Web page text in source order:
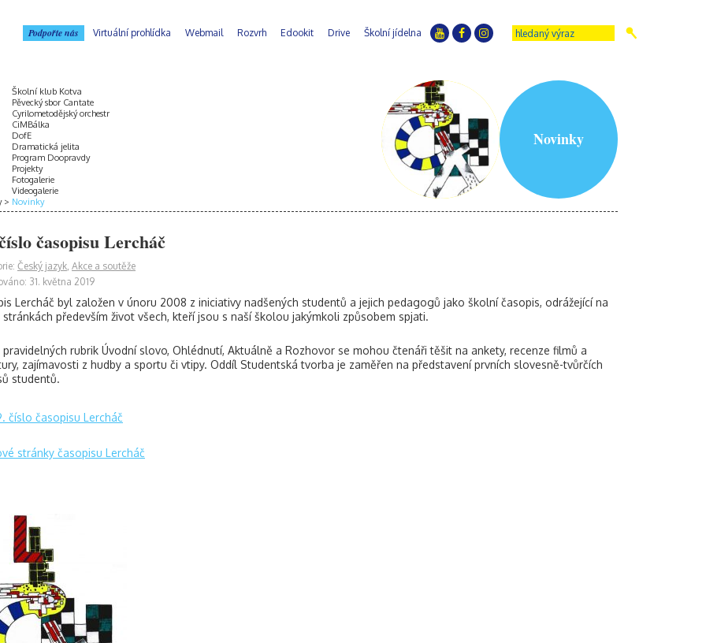
Podpořte nás Virtuální prohlídka Webmail Rozvrh Edookit Drive Školní jídelna
Školní klub Kotva
Pěvecký sbor Cantate
Cyrilometodějský orchestr
CiMBálka
DofE
Dramatická jelita
Program Doopravdy
Projekty
Fotogalerie
Videogalerie
Novinky
Novinky
časopisu Lercháč
Český jazyk, Akce a soutěže
31. května 2019
Lercháč byl založen v únoru 2008 z iniciativy nadšených studentů a jejich pedagogů jako školní časopis, odrážející na
stránkách především život všech, kteří jsou s naší školou jakýmkoli způsobem spjati.
pravidelných rubrik Úvodní slovo, Ohlédnutí, Aktuálně a Rozhovor se mohou čtenáři těšit na ankety, recenze filmů a
zajímavosti z hudby a sportu či vtipy. Oddíl Studentská tvorba je zaměřen na představení prvních slovesně-tvůrčích
studentů.
číslo časopisu Lercháč
stránky časopisu Lercháč